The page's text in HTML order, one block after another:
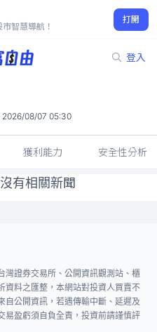
智慧導航！
打開
登入
2026/08/07 05:30
獲利能力 安全性分析
有相關新聞
灣證券交易所、公開資訊觀測站、櫃
資料之匯整，本網站對投資人買賣不
自公開資訊，若遇傳輸中斷、延遲及
易盈虧須自負全責，投資前請謹慎評